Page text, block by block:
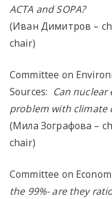
ACTA and SOPA?
(Иван Димитров –
chair)
Committee on
Sources: Can
problem with climate
(Мила Зографова –
chair)
Committee on
the 99%- are they